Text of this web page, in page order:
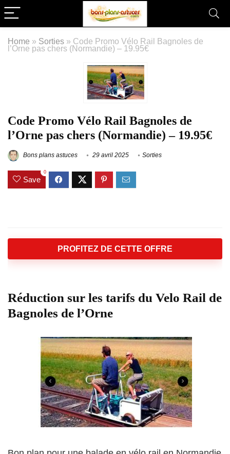
Home » Sorties » Code Promo Vélo Rail Bagnoles de
l’Orne pas chers (Normandie) – 19.95€
Code Promo Vélo Rail Bagnoles de
l’Orne pas chers (Normandie) – 19.95€
Bons plans astuces 29 avril 2025 Sorties
Save
0
PROFITEZ DE CETTE OFFRE
Réduction sur les tarifs du Velo Rail de
Bagnoles de l’Orne